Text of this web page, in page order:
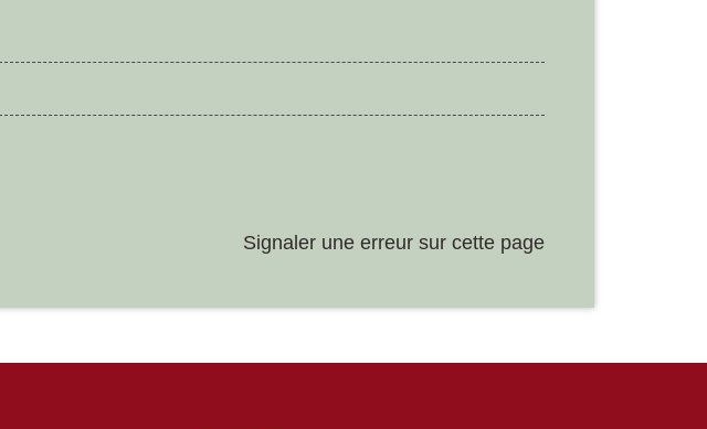
Signaler une erreur sur cette page